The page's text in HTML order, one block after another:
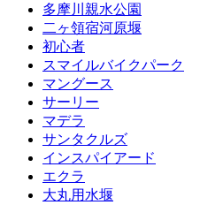
多摩川親水公園
二ヶ領宿河原堰
初心者
スマイルバイクパーク
マングース
サーリー
マデラ
サンタクルズ
インスパイアード
エクラ
大丸用水堰